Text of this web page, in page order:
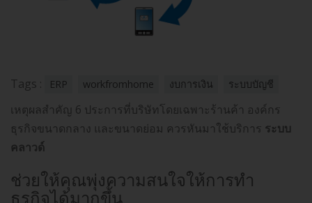
Tags : ERP workfromhome งบการเงิน ระบบบัญชี
เหตุผลสำคัญ 6 ประการที่บริษัทโดยเฉพาะร้านค้า องค์กร
ธุรกิจขนาดกลาง และขนาดย่อม ควรหันมาใช้บริการ ระบบ
คลาวด์
ช่วยให้คุณพุ่งความสนใจให้การทำ
ธุรกิจได้มากขึ้น